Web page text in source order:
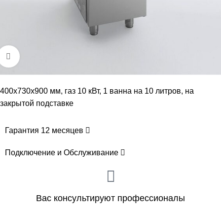
Увеличить
400х730х900 мм, газ 10 кВт, 1 ванна на 10 литров, на
закрытой подставке
Гарантия 12 месяцев
Подключение и Обслуживание
Вас консультируют профессионалы